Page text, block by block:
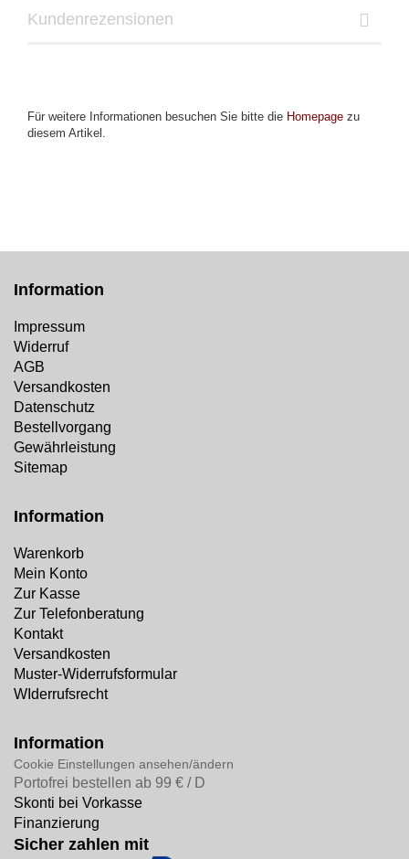
Kundenrezensionen
Für weitere Informationen besuchen Sie bitte die Homepage zu
diesem Artikel.
Information
Impressum
Widerruf
AGB
Versandkosten
Datenschutz
Bestellvorgang
Gewährleistung
Sitemap
Information
Warenkorb
Mein Konto
Zur Kasse
Zur Telefonberatung
Kontakt
Versandkosten
Muster-Widerrufsformular
WIderrufsrecht
Information
Cookie Einstellungen ansehen/ändern
Portofrei bestellen ab 99 € / D
Skonti bei Vorkasse
Finanzierung
Sicher zahlen mit